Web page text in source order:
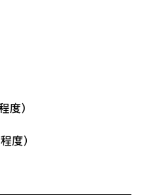
度）
度）